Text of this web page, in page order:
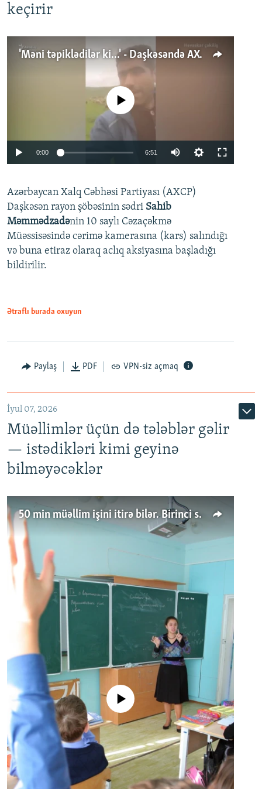
keçirir
'Məni təpiklədilər ki...' - Daşkəsəndə AXCP fəalının yaxınları onun həbsinə etiraz edirlər
Auto 240p 360p
720p 1080p
No media source currently available
0:00 6:51
360p
720p
1080p
Azərbaycan Xalq Cəbhəsi Partiyası (AXCP)
Daşkəsən rayon şöbəsinin sədri Sahib
Məmmədzadənin 10 saylı Cəzaçəkmə
Müəssisəsində cərimə kamerasına (kars) salındığı
və buna etiraz olaraq aclıq aksiyasına başladığı
bildirilir.
Ətraflı burada oxuyun
Paylaş PDF VPN-siz açmaq
İyul 07, 2026
Müəllimlər üçün də tələblər gəlir
— istədikləri kimi geyinə
bilməyəcəklər
50 min müəllim işini itirə bilər. Birinci sinfə gedənlər azalır
No media source currently available